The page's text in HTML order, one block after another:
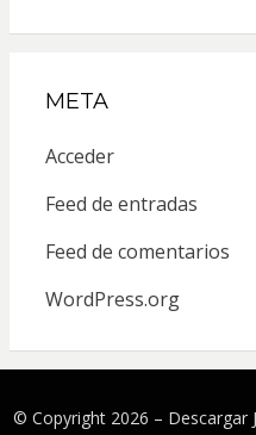
META
Acceder
Feed de entradas
Feed de comentarios
WordPress.org
© Copyright 2026 – Descargar